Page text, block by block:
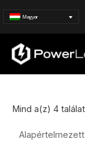
Magyar
Mind a(z) 4